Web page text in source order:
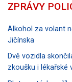
ZPRÁVY
Alkohol za volant
Jičínska
Dvě vozidla
zkoušku i lékařské